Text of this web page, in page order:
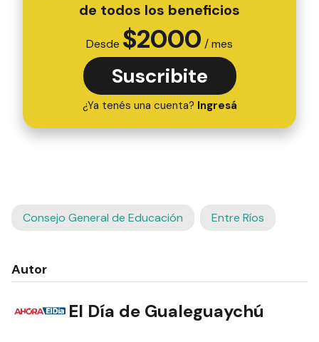
de todos los beneficios
Desde $2000 / mes
Suscribite
¿Ya tenés una cuenta? Ingresá
Consejo General de Educación Entre Ríos
Autor
El Día de Gualeguaychú